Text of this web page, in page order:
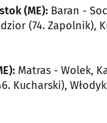
(ME): Baran -
(74. Zapolnik),
Matras - Wolek,
Kucharski),